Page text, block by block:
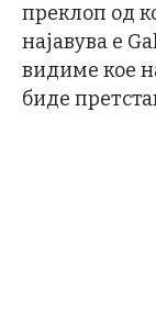
преклоп од
најавува е
видиме кое
биде